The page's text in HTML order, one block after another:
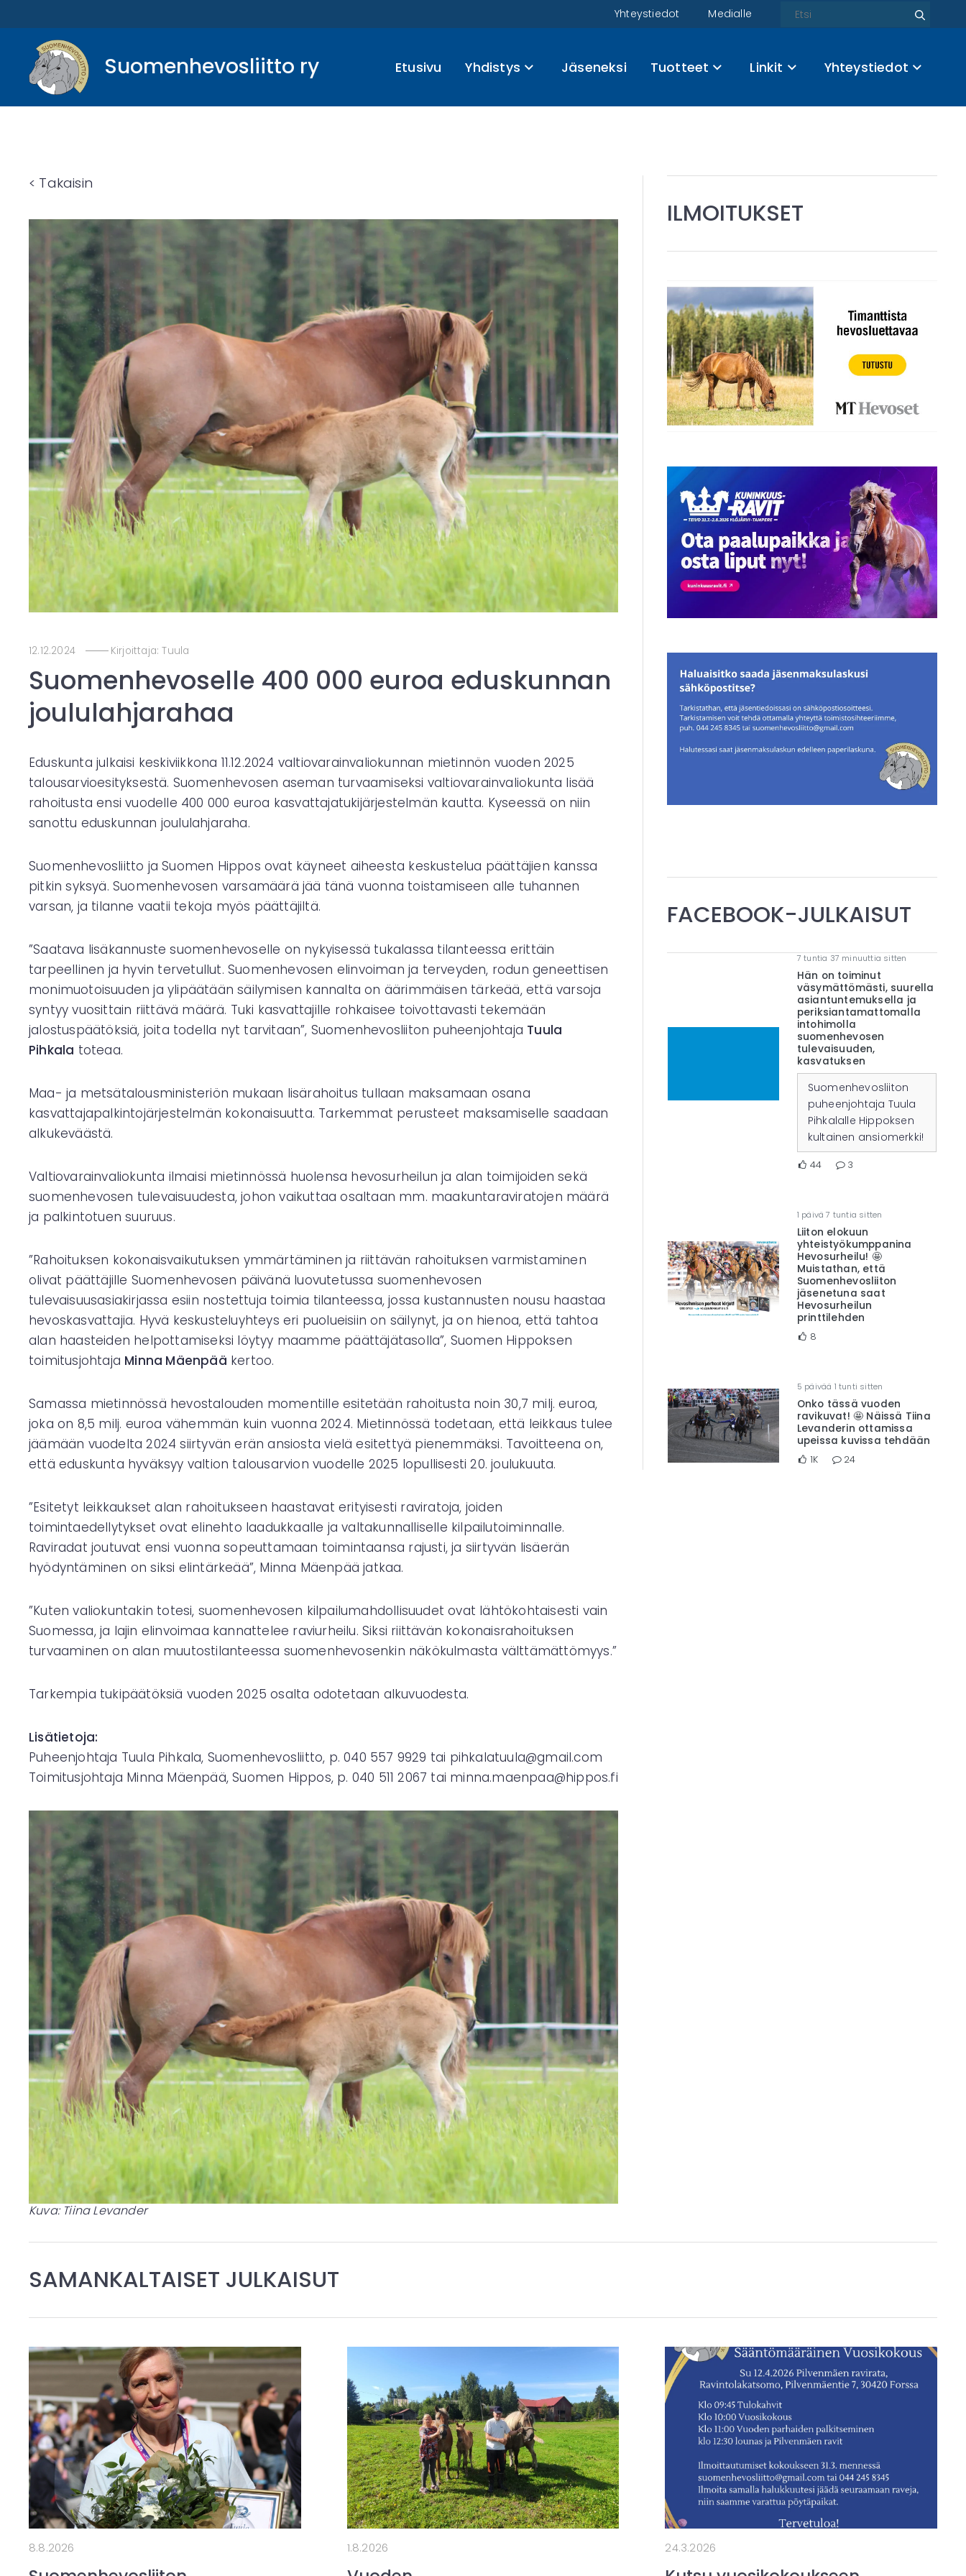
Yhteystiedot Medialle
Suomenhevosliitto ry Etusivu Yhdistys Jäseneksi Tuotteet Linkit Yhteystiedot
< Takaisin
12.12.2024 Kirjoittaja:Tuula
Suomenhevoselle 400 000 euroa eduskunnan
joululahjarahaa
Eduskunta julkaisi keskiviikkona 11.12.2024 valtiovarainvaliokunnan mietinnön vuoden 2025
talousarvioesityksestä. Suomenhevosen aseman turvaamiseksi valtiovarainvaliokunta lisää
rahoitusta ensi vuodelle 400 000 euroa kasvattajatukijärjestelmän kautta. Kyseessä on niin
sanottu eduskunnan joululahjaraha.
Suomenhevosliitto ja Suomen Hippos ovat käyneet aiheesta keskustelua päättäjien kanssa
pitkin syksyä. Suomenhevosen varsamäärä jää tänä vuonna toistamiseen alle tuhannen
varsan, ja tilanne vaatii tekoja myös päättäjiltä.
”Saatava lisäkannuste suomenhevoselle on nykyisessä tukalassa tilanteessa erittäin
tarpeellinen ja hyvin tervetullut. Suomenhevosen elinvoiman ja terveyden, rodun geneettisen
monimuotoisuuden ja ylipäätään säilymisen kannalta on äärimmäisen tärkeää, että varsoja
syntyy vuosittain riittävä määrä. Tuki kasvattajille rohkaisee toivottavasti tekemään
jalostuspäätöksiä, joita todella nyt tarvitaan”, Suomenhevosliiton puheenjohtaja Tuula
Pihkala toteaa.
Maa- ja metsätalousministeriön mukaan lisärahoitus tullaan maksamaan osana
kasvattajapalkintojärjestelmän kokonaisuutta. Tarkemmat perusteet maksamiselle saadaan
alkukeväästä.
Valtiovarainvaliokunta ilmaisi mietinnössä huolensa hevosurheilun ja alan toimijoiden sekä
suomenhevosen tulevaisuudesta, johon vaikuttaa osaltaan mm. maakuntaraviratojen määrä
ja palkintotuen suuruus.
”Rahoituksen kokonaisvaikutuksen ymmärtäminen ja riittävän rahoituksen varmistaminen
olivat päättäjille Suomenhevosen päivänä luovutetussa suomenhevosen
tulevaisuusasiakirjassa esiin nostettuja toimia tilanteessa, jossa kustannusten nousu haastaa
hevoskasvattajia. Hyvä keskusteluyhteys eri puolueisiin on säilynyt, ja on hienoa, että tahtoa
alan haasteiden helpottamiseksi löytyy maamme päättäjätasolla”, Suomen Hippoksen
toimitusjohtaja Minna Mäenpää kertoo.
Samassa mietinnössä hevostalouden momentille esitetään rahoitusta noin 30,7 milj. euroa,
joka on 8,5 milj. euroa vähemmän kuin vuonna 2024. Mietinnössä todetaan, että leikkaus tulee
jäämään vuodelta 2024 siirtyvän erän ansiosta vielä esitettyä pienemmäksi. Tavoitteena on,
että eduskunta hyväksyy valtion talousarvion vuodelle 2025 lopullisesti 20. joulukuuta.
”Esitetyt leikkaukset alan rahoitukseen haastavat erityisesti raviratoja, joiden
toimintaedellytykset ovat elinehto laadukkaalle ja valtakunnalliselle kilpailutoiminnalle.
Raviradat joutuvat ensi vuonna sopeuttamaan toimintaansa rajusti, ja siirtyvän lisäerän
hyödyntäminen on siksi elintärkeää”, Minna Mäenpää jatkaa.
”Kuten valiokuntakin totesi, suomenhevosen kilpailumahdollisuudet ovat lähtökohtaisesti vain
Suomessa, ja lajin elinvoimaa kannattelee raviurheilu. Siksi riittävän kokonaisrahoituksen
turvaaminen on alan muutostilanteessa suomenhevosenkin näkökulmasta välttämättömyys.”
Tarkempia tukipäätöksiä vuoden 2025 osalta odotetaan alkuvuodesta.
Lisätietoja:
Puheenjohtaja Tuula Pihkala, Suomenhevosliitto, p. 040 557 9929 tai pihkalatuula@gmail.com
Toimitusjohtaja Minna Mäenpää, Suomen Hippos, p. 040 511 2067 tai minna.maenpaa@hippos.fi
Kuva: Tiina Levander
ILMOITUKSET
FACEBOOK-JULKAISUT
7 tuntia 37 minuuttia sitten
Hän on toiminut
väsymättömästi, suurella
asiantuntemuksella ja
periksiantamattomalla
intohimolla
suomenhevosen
tulevaisuuden,
kasvatuksen
Suomenhevosliiton
puheenjohtaja Tuula
Pihkalalle Hippoksen
kultainen ansiomerkki!
44 3
1 päivä 7 tuntia sitten
Liiton elokuun
yhteistyökumppanina
Hevosurheilu! 🤩
Muistathan, että
Suomenhevosliiton
jäsenetuna saat
Hevosurheilun
printtilehden
8
5 päivää 1 tunti sitten
Onko tässä vuoden
ravikuvat! 🤩 Näissä Tiina
Levanderin ottamissa
upeissa kuvissa tehdään
1K 24
SAMANKALTAISET JULKAISUT
8.8.2026 1.8.2026 24.3.2026